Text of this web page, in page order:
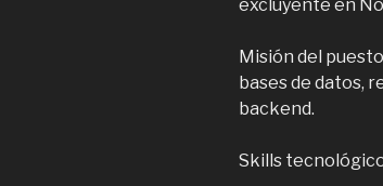
excluyente en
Misión del
bases de datos,
backend.
Skills